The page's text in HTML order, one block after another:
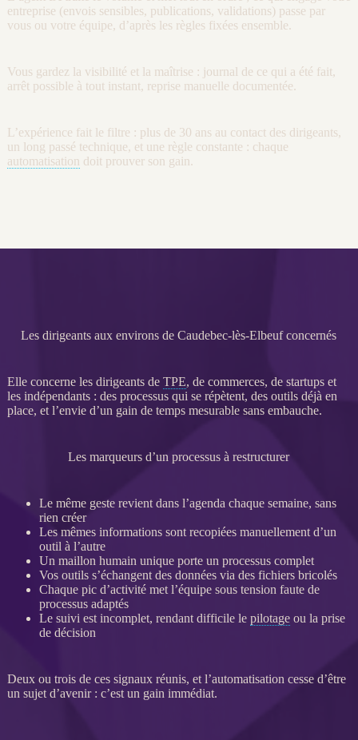
entreprise (envois sensibles, publications, validations) passe par
vous ou votre équipe, d’après les règles fixées ensemble.
Vous gardez la visibilité et la maîtrise : journal de ce qui a été fait,
arrêt possible à tout instant, reprise manuelle documentée.
L’expérience fait le filtre : plus de 30 ans au contact des dirigeants,
un long passé technique, et une règle constante : chaque
automatisation doit prouver son gain.
Les dirigeants aux environs de Caudebec-lès-Elbeuf concernés
Elle concerne les dirigeants de TPE, de commerces, de startups et
les indépendants : des processusqui se répètent, des outils déjà en
place, et l’envie d’un gain de temps mesurable sans embauche.
Les marqueurs d’un processus à restructurer
Le même geste revient dans l’agenda chaque semaine, sans
rien créer
Les mêmes informations sont recopiées manuellement d’un
outil à l’autre
Un maillon humain unique porte un processuscomplet
Vos outils s’échangent des donnéesvia des fichiers bricolés
Chaque pic d’activité met l’équipe sous tension faute de
processusadaptés
Le suivi est incomplet, rendant difficile le pilotageou la prise
de décision
Deux ou trois de ces signaux réunis, et l’automatisation cesse d’être
un sujet d’avenir : c’est un gain immédiat.